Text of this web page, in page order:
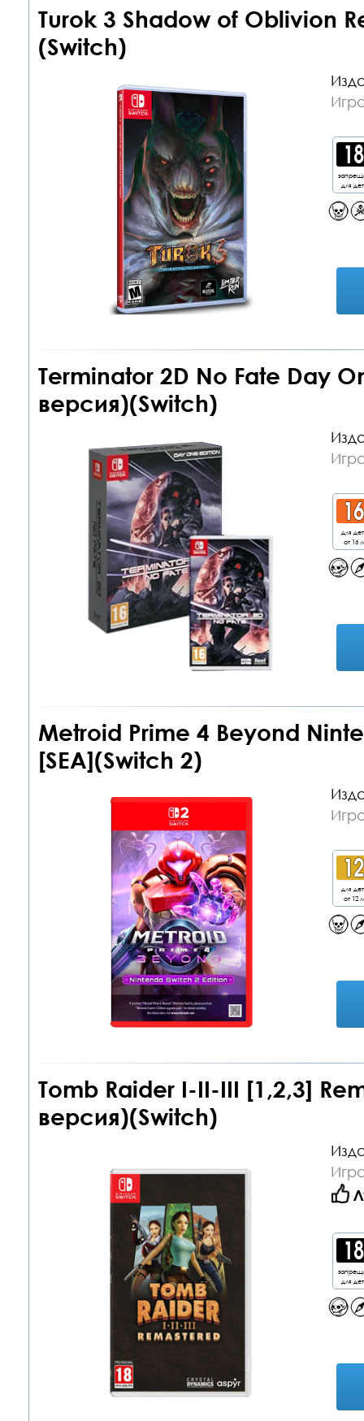
Turok 3 Shadow of Oblivion
(Switch)
для
Terminator 2D No Fate Day
версия)(Switch)
для
от 16
Metroid Prime 4 Beyond
[SEA](Switch 2)
для
от 12
Tomb Raider I-II-III [1,2,3]
версия)(Switch)
для